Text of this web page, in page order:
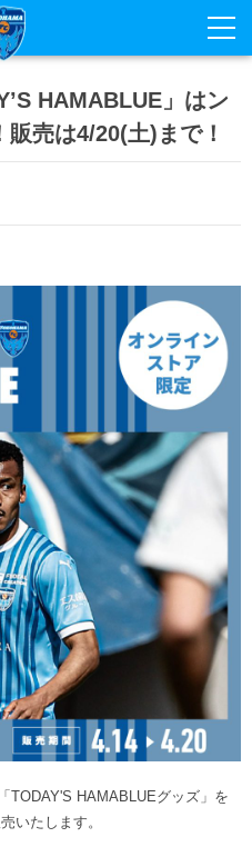
HAMABLUE」はン
販売は4/20(土)まで！
TODAY'S HAMABLUEグッズ」を
いたします。